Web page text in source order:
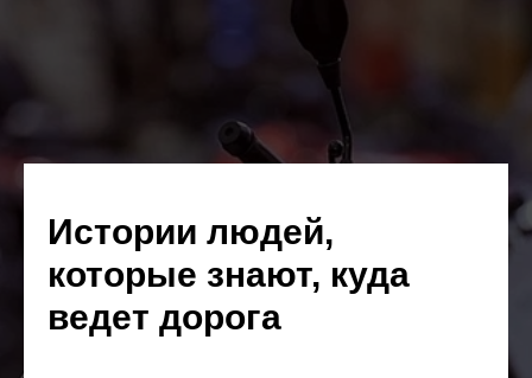
Истории людей,
которые знают, куда
ведет дорога